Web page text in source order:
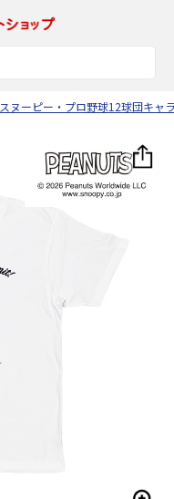
スヌーピー・プロ野球12球団キャ